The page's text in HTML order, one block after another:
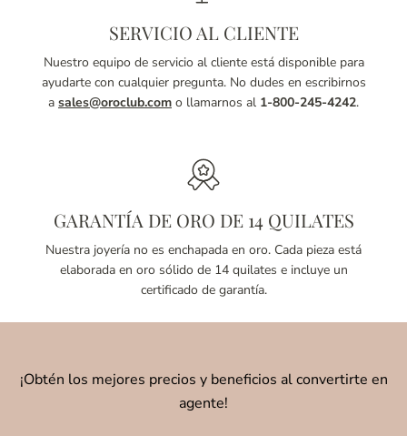
SERVICIO AL CLIENTE
Nuestro equipo de servicio al cliente está disponible para
ayudarte con cualquier pregunta. No dudes en escribirnos
a sales@oroclub.com o llamarnos al 1-800-245-4242.
GARANTÍA DE ORO DE 14 QUILATES
Nuestra joyería no es enchapada en oro. Cada pieza está
elaborada en oro sólido de 14 quilates e incluye un
certificado de garantía.
¡Obtén los mejores precios y beneficios al convertirte en
agente!